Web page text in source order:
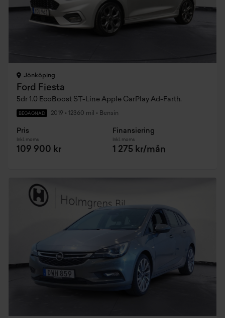
Jönköping
Ford Fiesta
5dr 1.0 EcoBoost ST-Line Apple CarPlay Ad-Farth.
BEGAGNAD 2019 • 12360 mil • Bensin
Pris
Inkl. moms
109 900 kr
Finansiering
Inkl. moms
1 275 kr/mån